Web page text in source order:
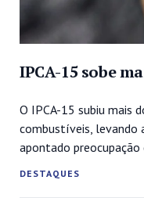
IPCA-15 sobe
O IPCA-15 subiu mais
combustíveis, levando
apontado
DESTAQUES